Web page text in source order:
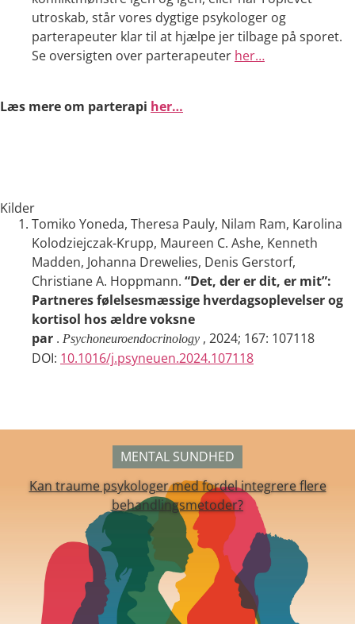
utroskab, står vores dygtige psykologer og
parterapeuter klar til at hjælpe jer tilbage på sporet.
Se oversigten over parterapeuter her…
Læs mere om parterapi her…
Kilder
Tomiko Yoneda, Theresa Pauly, Nilam Ram, Karolina
Kolodziejczak-Krupp, Maureen C. Ashe, Kenneth
Madden, Johanna Drewelies, Denis Gerstorf,
Christiane A. Hoppmann. “Det, der er dit, er mit”:
Partneres følelsesmæssige hverdagsoplevelser og
kortisol hos ældre voksne
par . Psychoneuroendocrinology , 2024; 167: 107118
DOI: 10.1016/j.psyneuen.2024.107118
MENTAL SUNDHED
Kan traume psykologer med fordel integrere flere
behandlingsmetoder?